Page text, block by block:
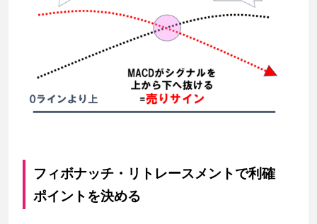
フィボナッチ・リトレースメントで利確
ポイントを決める